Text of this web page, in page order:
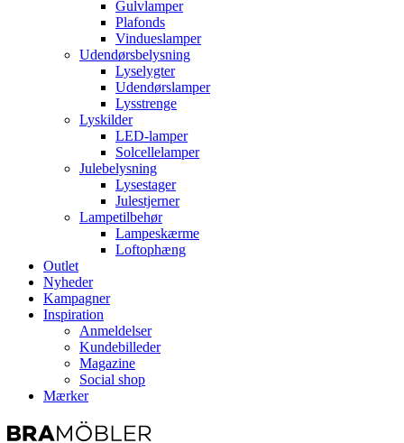
Gulvlamper
Plafonds
Vindueslamper
Udendørsbelysning
Lyselygter
Udendørslamper
Lysstrenge
Lyskilder
LED-lamper
Solcellelamper
Julebelysning
Lysestager
Julestjerner
Lampetilbehør
Lampeskærme
Loftophæng
Outlet
Nyheder
Kampagner
Inspiration
Anmeldelser
Kundebilleder
Magazine
Social shop
Mærker